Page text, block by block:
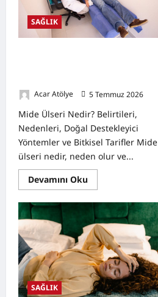
Bitkisel
Çözümler
SAĞLIK
Acar Atölye
5 Temmuz 2026
Mide Ülseri Nedir? Belirtileri,
Nedenleri, Doğal Destekleyici
Yöntemler ve Bitkisel Tarifler Mide
ülseri nedir, neden olur ve...
Devamını Oku
more
Mide
Ülseri
Nedir?
Belirtileri,
Nedenleri,
Doğal
Destekleyici
Yöntemler
ve
Bitkisel
Tarifler
SAĞLIK